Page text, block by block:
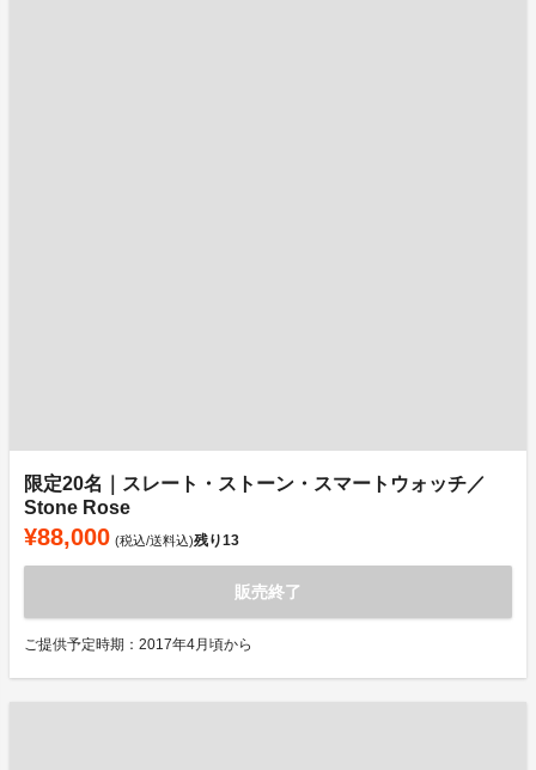
限定20名｜スレート・ストーン・スマートウォッチ／
Stone Rose
¥88,000 (税込/送料込)残り13
販売終了
ご提供予定時期：2017年4月頃から